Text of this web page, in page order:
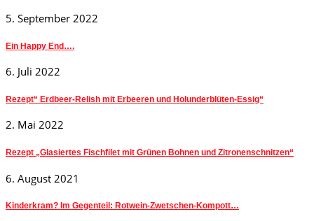
5. September 2022
Ein Happy End….
6. Juli 2022
Rezept“ Erdbeer-Relish mit Erbeeren und Holunderblüten-Essig“
2. Mai 2022
Rezept „Glasiertes Fischfilet mit Grünen Bohnen und Zitronenschnitzen“
6. August 2021
Kinderkram? Im Gegenteil: Rotwein-Zwetschen-Kompott…